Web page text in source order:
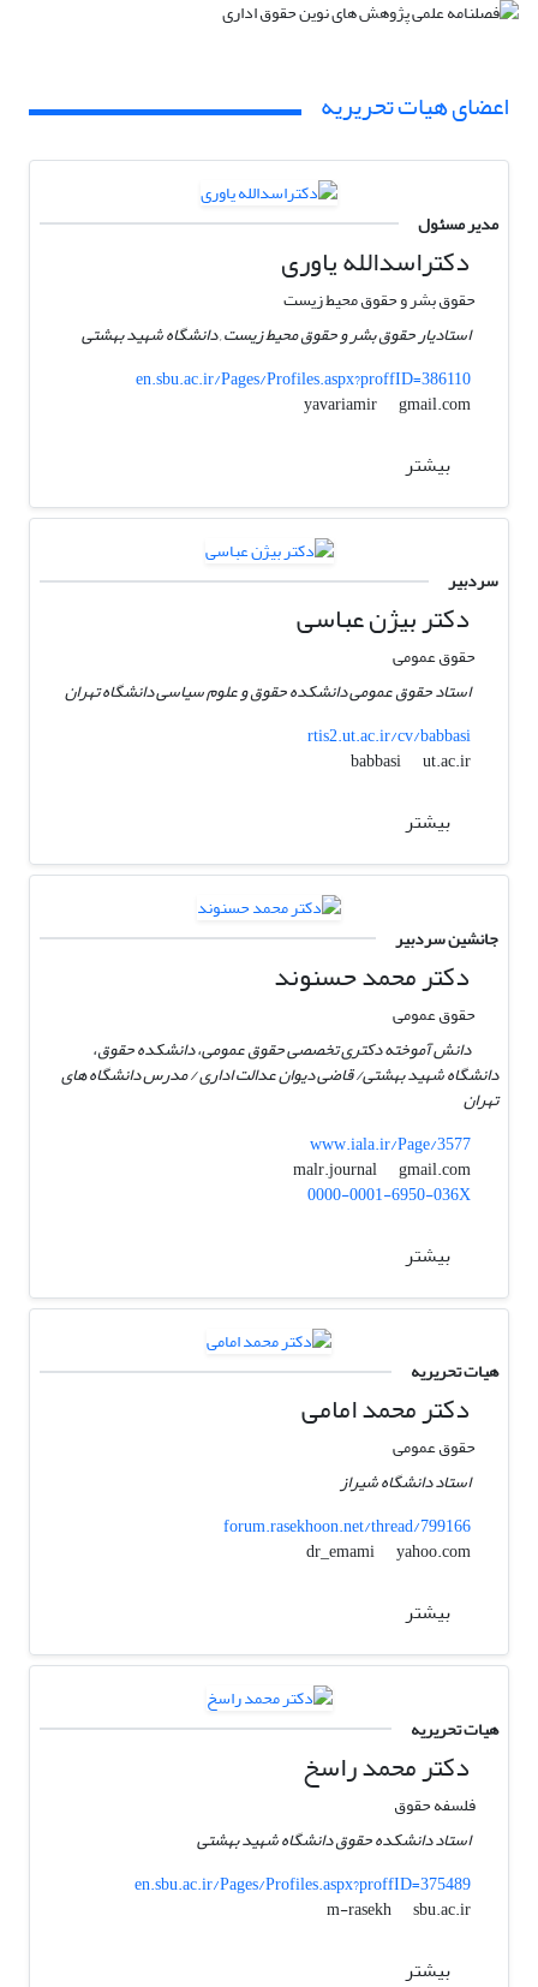
اعضای هیات تحریریه
مدیر مسئول
دکتراسدالله یاوری
حقوق بشر و حقوق محیط زیست
استادیار حقوق بشر و حقوق محیط زیست , دانشگاه شهید بهشتی
en.sbu.ac.ir/Pages/Profiles.aspx?proffID=386110
yavariamir
gmail.com
بیشتر
سردبیر
دکتر بیژن عباسی
حقوق عمومی
استاد حقوق عمومی دانشکده حقوق و علوم سیاسی دانشگاه تهران
rtis2.ut.ac.ir/cv/babbasi
babbasi
ut.ac.ir
بیشتر
جانشین سردبیر
دکتر محمد حسنوند
حقوق عمومی
دانش آموخته دکتری تخصصی حقوق عمومی، دانشکده حقوق،
دانشگاه شهید بهشتی/ قاضی دیوان عدالت اداری / مدرس دانشگاه های
تهران
www.iala.ir/Page/3577
malr.journal
gmail.com
0000-0001-6950-036X
بیشتر
هیات تحریریه
دکتر محمد امامی
حقوق عمومی
استاد دانشگاه شیراز
forum.rasekhoon.net/thread/799166
dr_emami
yahoo.com
بیشتر
هیات تحریریه
دکتر محمد راسخ
فلسفه حقوق
استاد دانشکده حقوق دانشگاه شهید بهشتی
en.sbu.ac.ir/Pages/Profiles.aspx?proffID=375489
m-rasekh
sbu.ac.ir
بیشتر